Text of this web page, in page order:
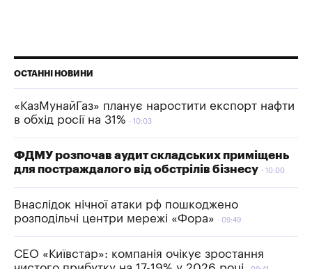
ОСТАННІ НОВИНИ
«КазМунайГаз» планує наростити експорт нафти
в обхід росії на 31%
10:03
ФДМУ розпочав аудит складських приміщень
для постраждалого від обстрілів бізнесу
10:00
Внаслідок нічної атаки рф пошкоджено
розподільчі центри мережі «Фора»
09:49
СЕО «Київстар»: компанія очікує зростання